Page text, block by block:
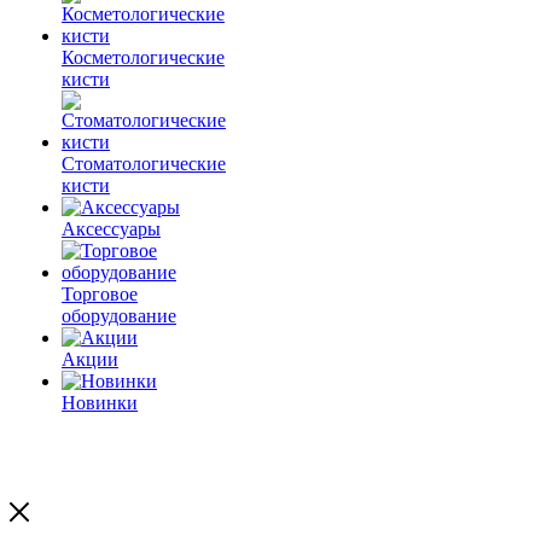
Косметологические
кисти
Стоматологические
кисти
Аксессуары
Торговое
оборудование
Акции
Новинки